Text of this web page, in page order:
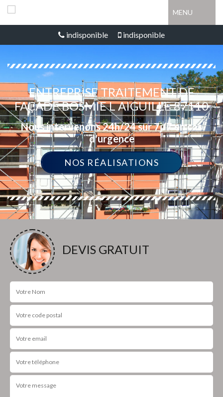
MENU
indisponible indisponible
ENTREPRISE TRAITEMENT DE
FAÇADE BOSMIE L AIGUILLE 87110
Nous intervenons 24h/24 sur 7j/7 en cas
d'urgence
NOS RÉALISATIONS
DEVIS GRATUIT